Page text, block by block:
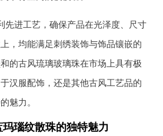
先进工艺，确保产品在光泽度、尺寸
，均能满足刺绣装饰与饰品镶嵌的
的古风琉璃玻璃珠在市场上具有极
汉服配饰，还是其他古风工艺品的
魅力。
瑙纹散珠的独特魅力